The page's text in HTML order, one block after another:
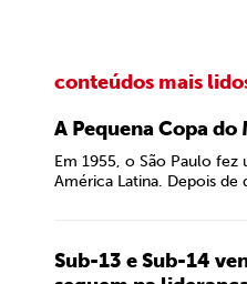
conteúdos mais
A Pequena Copa do
Em 1955, o São Paulo fez
América Latina. Depois de
Sub-13 e Sub-14